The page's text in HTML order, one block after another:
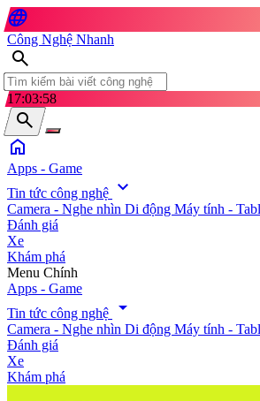
language
Công Nghệ Nhanh
search
17:04:00
search
home
Apps - Game
Tin tức công nghệ expand_more
Camera - Nghe nhìn Di động Máy tính -
Đánh giá
Xe
Khám phá
search
Menu Chính
Apps - Game
Tin tức công nghệ
arrow_drop_down
Camera - Nghe nhìn Di động Máy tính -
Đánh giá
Xe
Khám phá